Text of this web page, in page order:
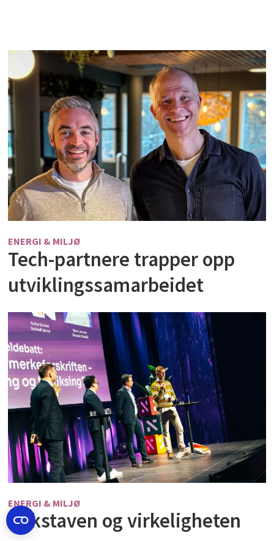
ENERGI & MILJØ
Tech-partnere trapper opp
utviklingssamarbeidet
ENERGI & MILJØ
Bokstaven og virkeligheten